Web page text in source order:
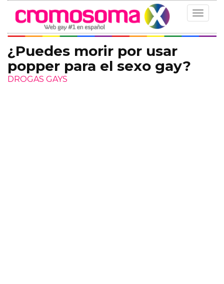
Toggle
¿Puedes morir por usar
popper para el sexo gay?
DROGAS GAYS